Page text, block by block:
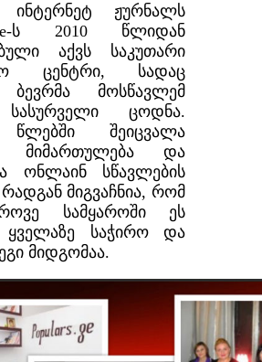
ჟურნალს
ს 2010 წლიდან
აქვს საკუთარი
ცენტრი, სადაც
ბევრმა მოსწავლემ
ცოდნა.
შეიცვალა
მიმართულება და
ონლაინ სწავლების
მიგვაჩნია, რომ
სამყაროში ეს
საჭირო და
მიდგომაა.